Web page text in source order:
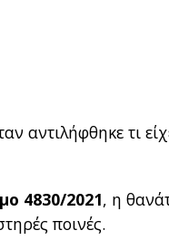
αντιλήφθηκε τι
4830/2021, η
ποινές.